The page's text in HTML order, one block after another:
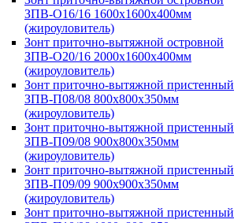
ЗПВ-О16/16 1600х1600х400мм
(жироуловитель)
Зонт приточно-вытяжной островной
ЗПВ-О20/16 2000х1600х400мм
(жироуловитель)
Зонт приточно-вытяжной пристенный
ЗПВ-П08/08 800х800х350мм
(жироуловитель)
Зонт приточно-вытяжной пристенный
ЗПВ-П09/08 900х800х350мм
(жироуловитель)
Зонт приточно-вытяжной пристенный
ЗПВ-П09/09 900х900х350мм
(жироуловитель)
Зонт приточно-вытяжной пристенный